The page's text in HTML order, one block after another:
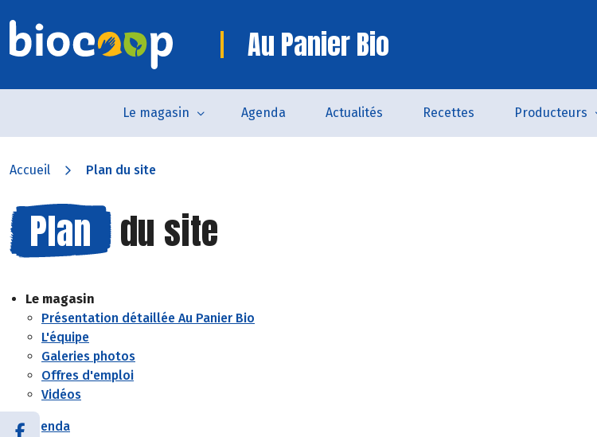
Au Panier Bio
Le magasin Agenda Actualités Recettes Producteurs
Accueil Plan du site
Plan du site
Le magasin
Présentation détaillée Au Panier Bio
L'équipe
Galeries photos
Offres d'emploi
Vidéos
Agenda